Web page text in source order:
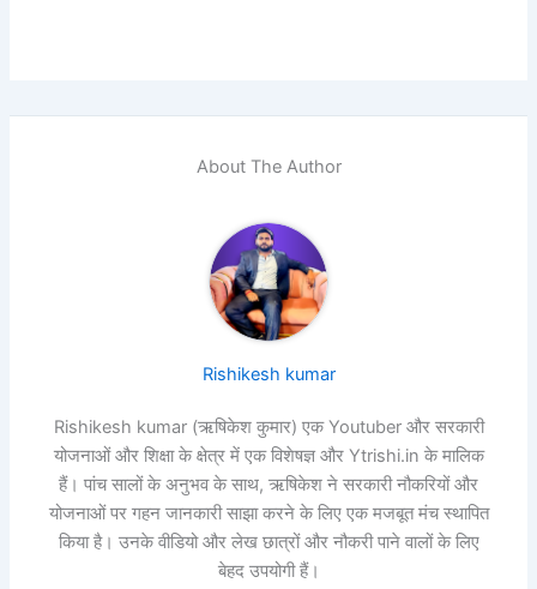
About The Author
Rishikesh kumar
Rishikesh kumar (ऋषिकेश कुमार) एक Youtuber और सरकारी
योजनाओं और शिक्षा के क्षेत्र में एक विशेषज्ञ और Ytrishi.in के मालिक
हैं। पांच सालों के अनुभव के साथ, ऋषिकेश ने सरकारी नौकरियों और
योजनाओं पर गहन जानकारी साझा करने के लिए एक मजबूत मंच स्थापित
किया है। उनके वीडियो और लेख छात्रों और नौकरी पाने वालों के लिए
बेहद उपयोगी हैं।